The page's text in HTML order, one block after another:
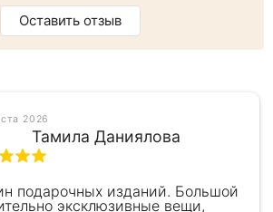
Оставить отзыв
2026
Тамила Даниялова
подарочных изданий. Большой
эксклюзивные вещи,